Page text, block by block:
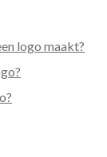
logo maakt?